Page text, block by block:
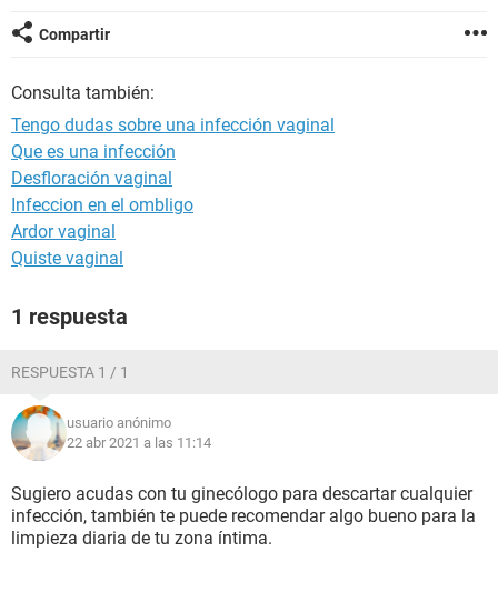
GLOSARIO
Compartir
Consulta también:
Tengo dudas sobre una infección vaginal
Que es una infección
Desfloración vaginal
Infeccion en el ombligo
Ardor vaginal
Quiste vaginal
1 respuesta
RESPUESTA 1 / 1
usuario anónimo
22 abr 2021 a las 11:14
Sugiero acudas con tu ginecólogo para descartar cualquier
infección, también te puede recomendar algo bueno para la
limpieza diaria de tu zona íntima.